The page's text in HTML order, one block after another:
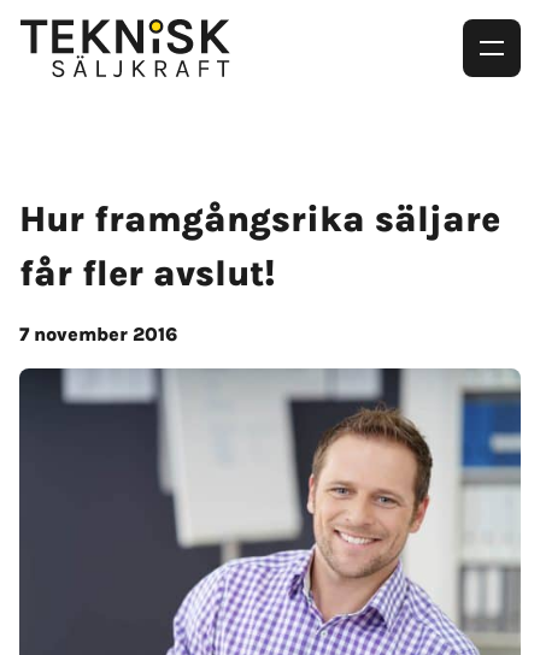
Hur framgångsrika säljare
får fler avslut!
7 november 2016